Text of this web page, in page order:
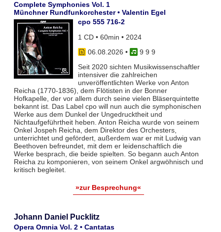
Complete Symphonies Vol. 1
Münchner Rundfunkorchester • Valentin Egel
cpo 555 716-2
1 CD • 60min • 2024
06.08.2026 •
9 9 9
Seit 2020 sichten Musikwissenschaftler
intensiver die zahlreichen
unveröffentlichten Werke von Anton
Reicha (1770-1836), dem Flötisten in der Bonner
Hofkapelle, der vor allem durch seine vielen Bläserquintette
bekannt ist. Das Label cpo will nun auch die symphonischen
Werke aus dem Dunkel der Ungedrucktheit und
Nichtaufgeführtheit heben. Anton Reicha wurde von seinem
Onkel Jospeh Reicha, dem Direktor des Orchesters,
unterrichtet und gefördert, außerdem war er mit Ludwig van
Beethoven befreundet, mit dem er leidenschaftlich die
Werke besprach, die beide spielten. So begann auch Anton
Reicha zu komponieren, von seinem Onkel argwöhnisch und
kritisch begleitet.
»zur Besprechung«
Johann Daniel Pucklitz
Opera Omnia Vol. 2 • Cantatas